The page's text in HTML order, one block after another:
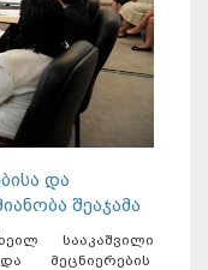
და
შეაჯამა
სააკაშვილი
მეცნიერების